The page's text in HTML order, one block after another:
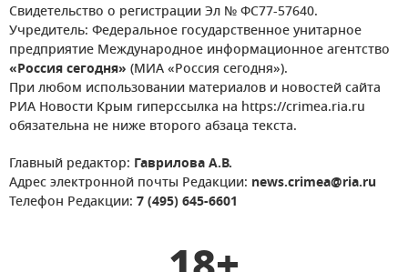
Свидетельство о регистрации Эл № ФС77-57640.
Учредитель: Федеральное государственное унитарное
предприятие Международное информационное агентство
«Россия сегодня» (МИА «Россия сегодня»).
При любом использовании материалов и новостей сайта
РИА Новости Крым гиперссылка на https://crimea.ria.ru
обязательна не ниже второго абзаца текста.
Главный редактор: Гаврилова А.В.
Адрес электронной почты Редакции: news.crimea@ria.ru
Телефон Редакции: 7 (495) 645-6601